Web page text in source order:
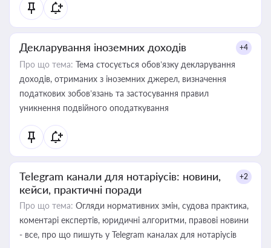
Декларування іноземних доходів +4
Про що тема: Тема стосується обов’язку декларування
доходів, отриманих з іноземних джерел, визначення
податкових зобов’язань та застосування правил
уникнення подвійного оподаткування
Telegram канали для нотаріусів: новини,
кейси, практичні поради
+2
Про що тема: Огляди нормативних змін, судова практика,
коментарі експертів, юридичні алгоритми, правові новини
- все, про що пишуть у Telegram каналах для нотаріусів